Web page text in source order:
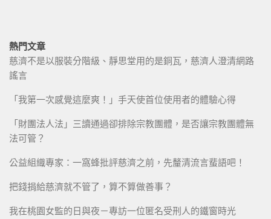
熱門文章
慈濟不是以服裝分階級、靜思堂用的是銅瓦，慈濟人澄清網路
謠言
「我第一次感覺這麼爽！」手天使首位使用者的體驗心得
「財團法人法」三讀通過卻排除宗教團體，是否讓宗教團體無
法可管？
公益組織專家：一窩蜂批評慈濟之前，先釐清流言蜚語吧！
把錢捐給慈濟就不管了，算不算做善事？
我在桃園女監的日與夜－專訪一位匿名受刑人的鐵窗時光